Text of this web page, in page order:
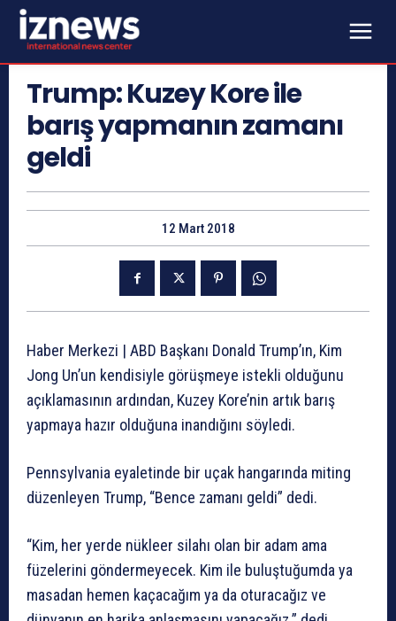
Trump: Kuzey Kore ile
barış yapmanın zamanı
geldi
12 Mart 2018
Haber Merkezi | ABD Başkanı Donald Trump’ın, Kim
Jong Un’un kendisiyle görüşmeye istekli olduğunu
açıklamasının ardından, Kuzey Kore’nin artık barış
yapmaya hazır olduğuna inandığını söyledi.
Pennsylvania eyaletinde bir uçak hangarında miting
düzenleyen Trump, “Bence zamanı geldi” dedi.
“Kim, her yerde nükleer silahı olan bir adam ama
füzelerini göndermeyecek. Kim ile buluştuğumda ya
masadan hemen kaçacağım ya da oturacağız ve